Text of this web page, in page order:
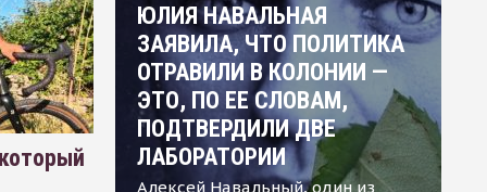
ЮЛИЯ НАВАЛЬНАЯ
ЗАЯВИЛА, ЧТО ПОЛИТИКА
ОТРАВИЛИ В КОЛОНИИ —
ЭТО, ПО ЕЕ СЛОВАМ,
ПОДТВЕРДИЛИ ДВЕ
ЛАБОРАТОРИИ
Алексей Навальный, один из